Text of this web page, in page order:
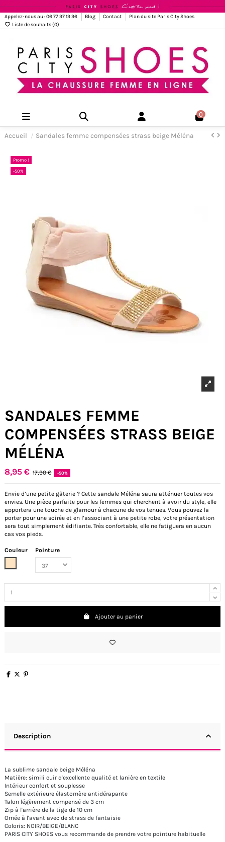
Appelez-nous au : 06 77 97 19 96 Blog Contact
Plan du site Paris City Shoes
Liste de souhaits (0)
0
Accueil Sandales femme compensées strass beige Méléna
Promo !
-50%
SANDALES FEMME
COMPENSÉES STRASS BEIGE
MÉLÉNA
8,95 € 17,90 € -50%
Envie d’une petite gâterie ? Cette sandale Méléna saura atténuer toutes vos
envies. Une pièce parfaite pour les femmes qui cherchent à avoir du style, elle
apportera une touche de glamour à chacune de vos tenues. Vous pouvez la
porter pour une soirée et en l’associant à une petite robe, votre présentation
sera tout simplement édifiante. Très confortable, elle ne fatiguera en aucun
cas vos pieds.
Couleur
Pointure
Ajouter au panier
Description
La sublime sandale beige Méléna
Matière: simili cuir d'excellente qualité et lanière en textile
Intérieur confort et souplesse
Semelle extérieure élastomère antidérapante
Talon légèrement compensé de 3 cm
Zip à l'arrière de la tige de 10 cm
Ornée à l'avant avec de strass de fantaisie
Coloris: NOIR/BEIGE/BLANC
PARIS CITY SHOES vous recommande de prendre votre pointure habituelle